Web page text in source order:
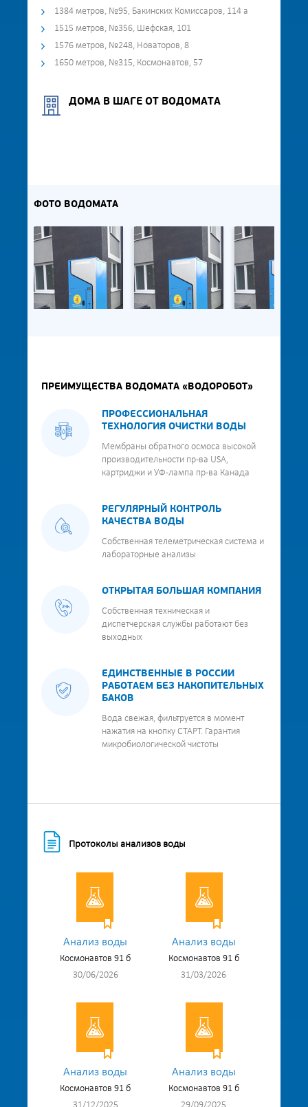
1384 метров, №95, Бакинских Комиссаров, 114 а
1515 метров, №356, Шефская, 101
1576 метров, №248, Новаторов, 8
1650 метров, №315, Космонавтов, 57
ДОМА В ШАГЕ ОТ ВОДОМАТА
ФОТО ВОДОМАТА
ПРЕИМУЩЕСТВА ВОДОМАТА «ВОДОРОБОТ»
ПРОФЕССИОНАЛЬНАЯ
ТЕХНОЛОГИЯ ОЧИСТКИ ВОДЫ
Мембраны обратного осмоса высокой
производительности пр-ва USA,
картриджи и УФ-лампа пр-ва Канада
РЕГУЛЯРНЫЙ КОНТРОЛЬ
КАЧЕСТВА ВОДЫ
Собственная телеметрическая система и
лабораторные анализы
ОТКРЫТАЯ БОЛЬШАЯ КОМПАНИЯ
Собственная техническая и
диспетчерская службы работают без
выходных
ЕДИНСТВЕННЫЕ В РОССИИ
РАБОТАЕМ БЕЗ НАКОПИТЕЛЬНЫХ
БАКОВ
Вода свежая, фильтруется в момент
нажатия на кнопку СТАРТ. Гарантия
микробиологической чистоты
Протоколы анализов воды
Анализ воды
Космонавтов 91 б
30/06/2026
Анализ воды
Космонавтов 91 б
31/03/2026
Анализ воды
Космонавтов 91 б
Анализ воды
Космонавтов 91 б